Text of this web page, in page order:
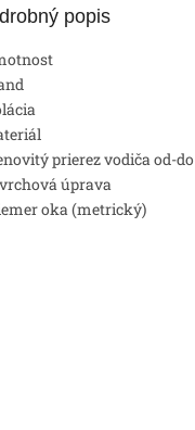
popis
prierez vodiča od-do
úprava
oka (metrický)